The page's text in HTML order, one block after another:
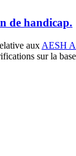
de handicap.
aux AESH
sur la